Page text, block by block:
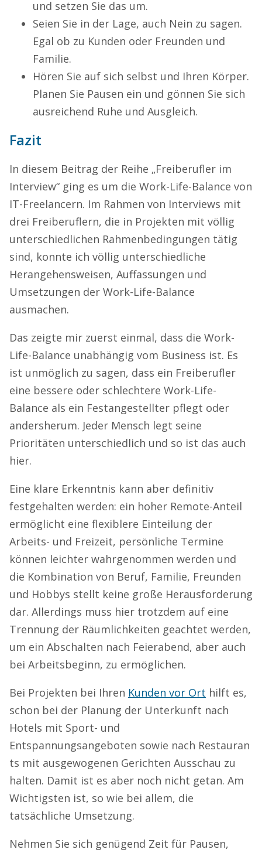
und setzen Sie das um.
Seien Sie in der Lage, auch Nein zu sagen.
Egal ob zu Kunden oder Freunden und
Familie.
Hören Sie auf sich selbst und Ihren Körper.
Planen Sie Pausen ein und gönnen Sie sich
ausreichend Ruhe und Ausgleich.
Fazit
In diesem Beitrag der Reihe „Freiberufler im
Interview“ ging es um die Work-Life-Balance von
IT-Freelancern. Im Rahmen von Interviews mit
drei Freiberuflern, die in Projekten mit völlig
unterschiedlichen Rahmenbedingungen tätig
sind, konnte ich völlig unterschiedliche
Herangehensweisen, Auffassungen und
Umsetzungen der Work-Life-Balance
ausmachen.
Das zeigte mir zuerst einmal, dass die Work-
Life-Balance unabhängig vom Business ist. Es
ist unmöglich zu sagen, dass ein Freiberufler
eine bessere oder schlechtere Work-Life-
Balance als ein Festangestellter pflegt oder
andersherum. Jeder Mensch legt seine
Prioritäten unterschiedlich und so ist das auch
hier.
Eine klare Erkenntnis kann aber definitiv
festgehalten werden: ein hoher Remote-Anteil
ermöglicht eine flexiblere Einteilung der
Arbeits- und Freizeit, persönliche Termine
können leichter wahrgenommen werden und
die Kombination von Beruf, Familie, Freunden
und Hobbys stellt keine große Herausforderung
dar. Allerdings muss hier trotzdem auf eine
Trennung der Räumlichkeiten geachtet werden,
um ein Abschalten nach Feierabend, aber auch
bei Arbeitsbeginn, zu ermöglichen.
Bei Projekten bei Ihren Kunden vor Ort hilft es,
schon bei der Planung der Unterkunft nach
Hotels mit Sport- und
Entspannungsangeboten sowie nach Restauran
ts mit ausgewogenen Gerichten Ausschau zu
halten. Damit ist es aber noch nicht getan. Am
Wichtigsten ist, so wie bei allem, die
tatsächliche Umsetzung.
Nehmen Sie sich genügend Zeit für Pausen,